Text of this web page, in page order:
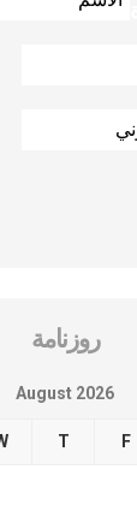
روزنامة
August 2026
T F